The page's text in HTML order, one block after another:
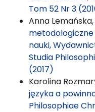
Tom 52 Nr 3
Anna Lemańska,
metodologiczne
nauki,
Studia
(2017)
Karolina
języka a
Philosophiae